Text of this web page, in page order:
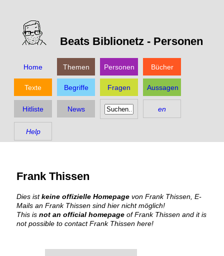
Beats Biblionetz - Personen
Home Themen Personen Bücher
Texte Begriffe Fragen Aussagen
Hitliste News en
Help
Frank Thissen
Dies istkeine offizielle Homepage von Frank Thissen, E-
Mails an Frank Thissen sind hier nicht möglich!
This is not an official homepage of Frank Thissen and it is
not possible to contact Frank Thissen here!